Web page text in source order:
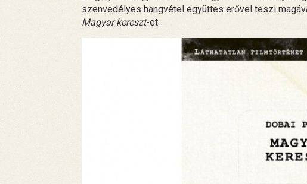
szenvedélyes hangvétel együttes erővel teszi
Magyar kereszt-et.